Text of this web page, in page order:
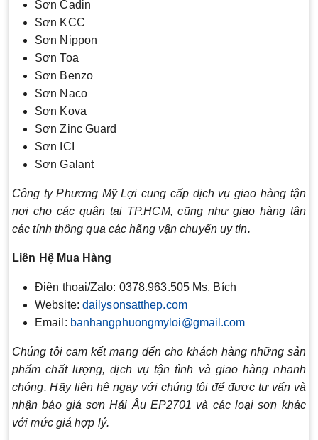
Sơn Cadin
Sơn KCC
Sơn Nippon
Sơn Toa
Sơn Benzo
Sơn Naco
Sơn Kova
Sơn Zinc Guard
Sơn ICI
Sơn Galant
Công ty Phương Mỹ Lợi cung cấp dịch vụ giao hàng tận
nơi cho các quận tại TP.HCM, cũng như giao hàng tận
các tỉnh thông qua các hãng vận chuyển uy tín.
Liên Hệ Mua Hàng
Điện thoại/Zalo: 0378.963.505 Ms. Bích
Website: dailysonsatthep.com
Email: banhangphuongmyloi@gmail.com
Chúng tôi cam kết mang đến cho khách hàng những sản
phẩm chất lượng, dịch vụ tận tình và giao hàng nhanh
chóng. Hãy liên hệ ngay với chúng tôi để được tư vấn và
nhận báo giá sơn Hải Âu EP2701 và các loại sơn khác
với mức giá hợp lý.